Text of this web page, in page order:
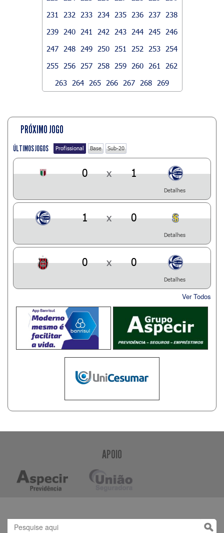
231
232 233 234 235 236 237
238
239
240 241 242 243 244 245
246
247
248 249 250 251 252 253
254
255
256 257 258 259 260 261
262
263
264 265 266 267 268 269
PRÓXIMO JOGO
ÚLTIMOS JOGOS Profissional Base Sub-20
0 x 1
Detalhes
1 x 0
Detalhes
0 x 0
Detalhes
Ver Todos
APOIO